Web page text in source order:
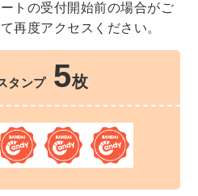
トの受付開始前の場合がご
再度アクセスください。
タンプ 5枚